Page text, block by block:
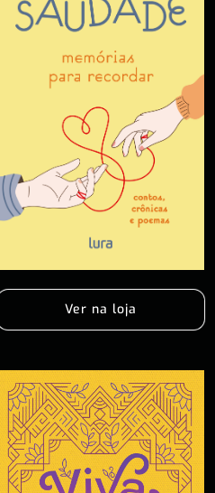
Ver na loja